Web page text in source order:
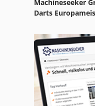
Mecof
Tornos Multideco
Wmw Drehbank
Wmw Drehmaschine
Machineseeker
Darts